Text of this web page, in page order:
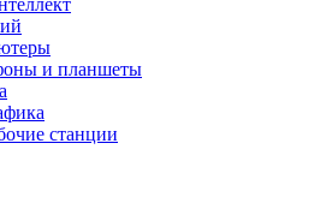
и планшеты
станции